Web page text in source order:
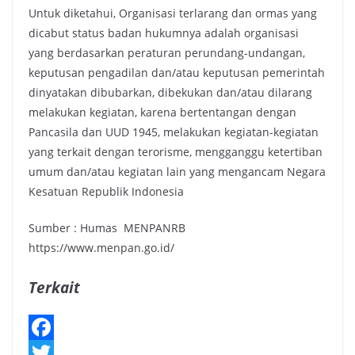
Untuk diketahui, Organisasi terlarang dan ormas yang
dicabut status badan hukumnya adalah organisasi
yang berdasarkan peraturan perundang-undangan,
keputusan pengadilan dan/atau keputusan pemerintah
dinyatakan dibubarkan, dibekukan dan/atau dilarang
melakukan kegiatan, karena bertentangan dengan
Pancasila dan UUD 1945, melakukan kegiatan-kegiatan
yang terkait dengan terorisme, mengganggu ketertiban
umum dan/atau kegiatan lain yang mengancam Negara
Kesatuan Republik Indonesia
Sumber : Humas MENPANRB
https://www.menpan.go.id/
Terkait